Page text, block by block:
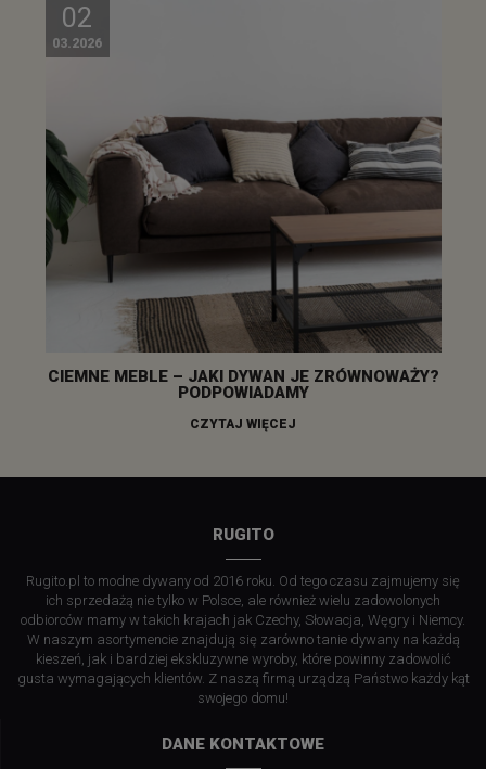
02
03.2026
CIEMNE MEBLE – JAKI DYWAN JE ZRÓWNOWAŻY?
PODPOWIADAMY
CZYTAJ WIĘCEJ
RUGITO
Rugito.pl to modne dywany od 2016 roku. Od tego czasu zajmujemy się
ich sprzedażą nie tylko w Polsce, ale również wielu zadowolonych
odbiorców mamy w takich krajach jak Czechy, Słowacja, Węgry i Niemcy.
W naszym asortymencie znajdują się zarówno tanie dywany na każdą
kieszeń, jak i bardziej ekskluzywne wyroby, które powinny zadowolić
gusta wymagających klientów. Z naszą firmą urządzą Państwo każdy kąt
swojego domu!
DANE KONTAKTOWE